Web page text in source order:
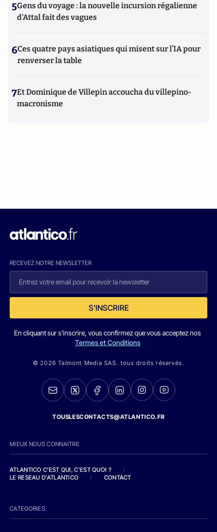
5Gens du voyage : la nouvelle incursion régalienne
d'Attal fait des vagues
6Ces quatre pays asiatiques qui misent sur l’IA pour
renverser la table
7Et Dominique de Villepin accoucha du villepino-
macronisme
RECEVEZ NOTRE NEWSLETTER
S'INSCRIRE
En cliquant sur s'inscrire, vous confirmez que vous acceptez nos
Termes et Conditions
© 2026 Talmont Media SAS. tous droits réservés.
TOUSLESCONTACTS@ATLANTICO.FR
MIEUX NOUS CONNAITRE
ATLANTICO C'EST QUI, C'EST QUOI ?
/
LE RESEAU D'ATLANTICO
/ CONTACT
CATEGORIES